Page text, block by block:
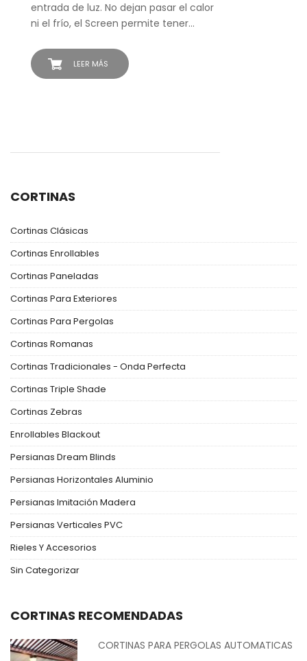
CORTINAS
Cortinas Clásicas
Cortinas Enrollables
Cortinas Paneladas
Cortinas Para Exteriores
Cortinas Para Pergolas
Cortinas Romanas
Cortinas Tradicionales - Onda Perfecta
Cortinas Triple Shade
Cortinas Zebras
Enrollables Blackout
Persianas Dream Blinds
Persianas Horizontales Aluminio
Persianas Imitación Madera
Persianas Verticales PVC
Rieles Y Accesorios
Sin Categorizar
CORTINAS RECOMENDADAS
CORTINAS PARA PERGOLAS AUTOMATICAS
LEER MÁS
entrada de luz. No dejan pasar el calor
ni el frío, el Screen permite tener…